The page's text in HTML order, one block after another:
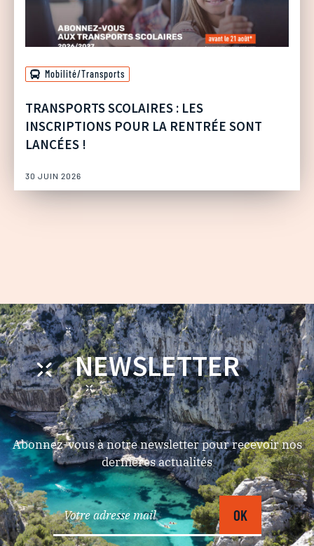
Mobilité/Transports
TRANSPORTS SCOLAIRES : LES
INSCRIPTIONS POUR LA RENTRÉE SONT
LANCÉES !
30 JUIN 2026
NEWSLETTER
Abonnez-vous à notre newsletter pour recevoir nos
dernières actualités